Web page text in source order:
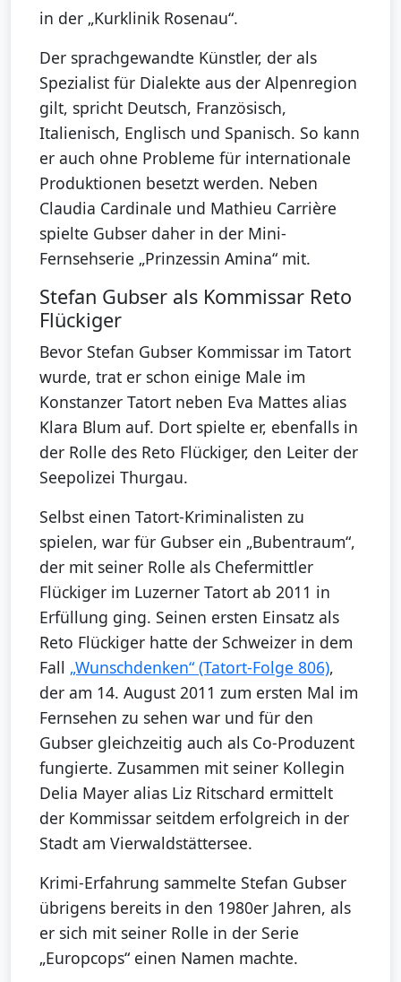
in der „Kurklinik Rosenau“.
Der sprachgewandte Künstler, der als
Spezialist für Dialekte aus der Alpenregion
gilt, spricht Deutsch, Französisch,
Italienisch, Englisch und Spanisch. So kann
er auch ohne Probleme für internationale
Produktionen besetzt werden. Neben
Claudia Cardinale und Mathieu Carrière
spielte Gubser daher in der Mini-
Fernsehserie „Prinzessin Amina“ mit.
Stefan Gubser als Kommissar Reto
Flückiger
Bevor Stefan Gubser Kommissar im Tatort
wurde, trat er schon einige Male im
Konstanzer Tatort neben Eva Mattes alias
Klara Blum auf. Dort spielte er, ebenfalls in
der Rolle des Reto Flückiger, den Leiter der
Seepolizei Thurgau.
Selbst einen Tatort-Kriminalisten zu
spielen, war für Gubser ein „Bubentraum“,
der mit seiner Rolle als Chefermittler
Flückiger im Luzerner Tatort ab 2011 in
Erfüllung ging. Seinen ersten Einsatz als
Reto Flückiger hatte der Schweizer in dem
Fall „Wunschdenken“ (Tatort-Folge 806),
der am 14. August 2011 zum ersten Mal im
Fernsehen zu sehen war und für den
Gubser gleichzeitig auch als Co-Produzent
fungierte. Zusammen mit seiner Kollegin
Delia Mayer alias Liz Ritschard ermittelt
der Kommissar seitdem erfolgreich in der
Stadt am Vierwaldstättersee.
Krimi-Erfahrung sammelte Stefan Gubser
übrigens bereits in den 1980er Jahren, als
er sich mit seiner Rolle in der Serie
„Europcops“ einen Namen machte.